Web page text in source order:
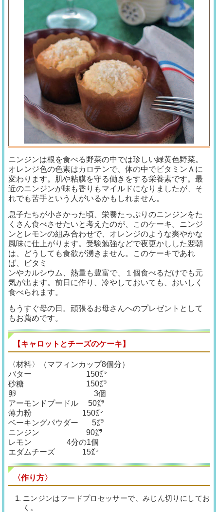
ニンジンは根を食べる野菜の中では珍しい緑黄色野菜。
オレンジ色の色素はカロテンで、体の中でビタミンＡに
変わります。肌や粘膜を守る働きをする栄養素です。最
近のニンジンが味も香りもマイルドになりましたが、そ
れでも苦手という人がいるかもしれません。
息子たちが小さかった頃、栄養たっぷりのニンジンをた
くさん食べさせたいと考えたのが、このケーキ。ニンジ
ンとレモンの組み合わせで、オレンジのような爽やかな
風味に仕上がります。受験勉強などで夜更かしした翌朝
は、どうしても食欲が湧きません。このケーキであれ
ば、ビタミ
ンやカルシウム、熱量も豊富で、１個食べるだけでも元
気が出ます。前日に作り、冷やしておいても、おいしく
食べられます。
もうすぐ母の日。頑張るお母さんへのプレゼントとして
もお薦めです。
【キャロットとチーズのケーキ】
〈材料〉（マフィンカップ8個分）
バター 150㌘
砂糖 150㌘
卵 3個
アーモンドプードル 50㌘
薄力粉 150㌘
ベーキングパウダー 5㌘
ニンジン 90㌘
レモン 4分の1個
エダムチーズ 15㌘
〈作り方〉
ニンジンはフードプロセッサーで、みじん切りにしてお
く。